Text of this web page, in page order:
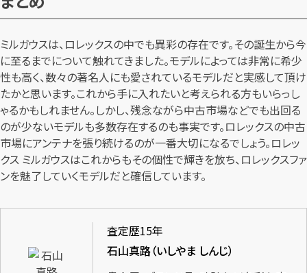
ミルガウスは、ロレックスの中でも異彩の存在です。その誕生から今
に至るまでについて触れてきました。モデルによっては非常に希少
性も高く、数々の著名人にも愛されているモデルだと実感して頂け
たかと思います。これから手に入れたいと考えられる方もいらっし
ゃるかもしれません。しかし、残念ながら中古市場などでも出回る
のが少ないモデルも多数存在するのも事実です。ロレックスの中古
市場にアンテナを張り続けるのが一番大切になるでしょう。ロレッ
クス ミルガウスはこれからもその個性で輝きを放ち、ロレックスファ
ンを魅了していくモデルだと確信しています。
査定歴15年
石山真路（いしやま しんじ）